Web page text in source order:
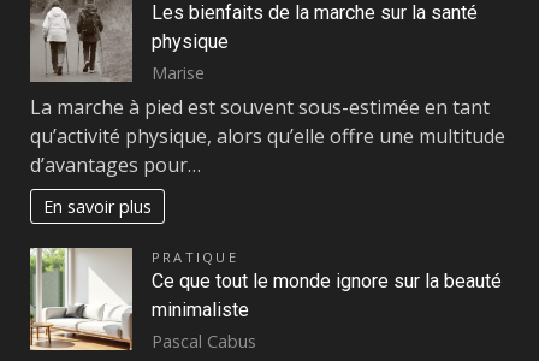
Les bienfaits de la marche sur la santé
physique
Marise
La marche à pied est souvent sous-estimée en tant
qu’activité physique, alors qu’elle offre une multitude
d’avantages pour…
En savoir plus
PRATIQUE
Ce que tout le monde ignore sur la beauté
minimaliste
Pascal Cabus